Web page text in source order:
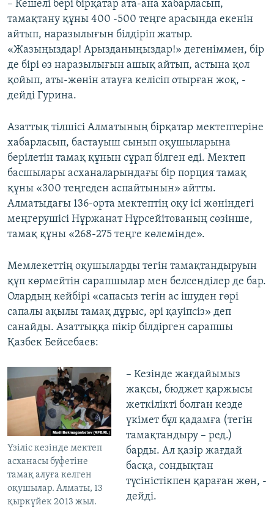
– Кешелі бері бірқатар ата-ана хабарласып,
тамақтану құны 400 -500 теңге арасында екенін
айтып, наразылығын білдіріп жатыр.
«Жазыңыздар! Арызданыңыздар!» дегеніммен, бір
де бірі өз наразылығын ашық айтып, астына қол
қойып, аты-жөнін атауға келісіп отырған жоқ, -
дейді Гурина.
Азаттық тілшісі Алматының бірқатар мектептеріне
хабарласып, бастауыш сынып оқушыларына
берілетін тамақ құнын сұрап білген еді. Мектеп
басшылары асханаларындағы бір порция тамақ
құны «300 теңгеден аспайтынын» айтты.
Алматыдағы 136-орта мектептің оқу ісі жөніндегі
меңгерушісі Нұржанат Нұрсейітованың сөзінше,
тамақ құны «268-275 теңге көлемінде».
Мемлекеттің оқушыларды тегін тамақтандыруын
құп көрмейтін сарапшылар мен белсенділер де бар.
Олардың кейбірі «сапасыз тегін ас ішуден гөрі
сапалы ақылы тамақ дұрыс, әрі қауіпсіз» деп
санайды. Азаттыққа пікір білдірген сарапшы
Қазбек Бейсебаев:
Үзіліс кезінде мектеп
асханасы буфетіне
тамақ алуға келген
оқушылар. Алматы, 13
қыркүйек 2013 жыл.
– Кезінде жағдайымыз
жақсы, бюджет қаржысы
жеткілікті болған кезде
үкімет бұл қадамға (тегін
тамақтандыру – ред.)
барды. Ал қазір жағдай
басқа, сондықтан
түсіністікпен қараған жөн, -
дейді.